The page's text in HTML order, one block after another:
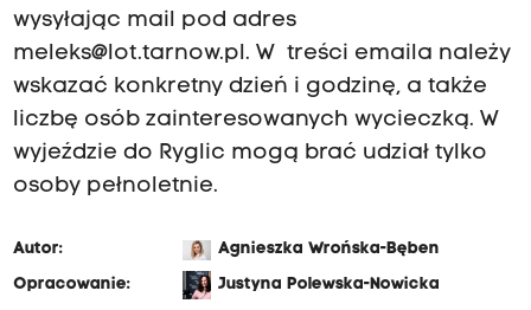
wysyłając mail pod adres
meleks@lot.tarnow.pl. W treści emaila należy
wskazać konkretny dzień i godzinę, a także
liczbę osób zainteresowanych wycieczką. W
wyjeździe do Ryglic mogą brać udział tylko
osoby pełnoletnie.
Autor:
Agnieszka Wrońska-Bęben
Opracowanie:
Justyna Polewska-Nowicka